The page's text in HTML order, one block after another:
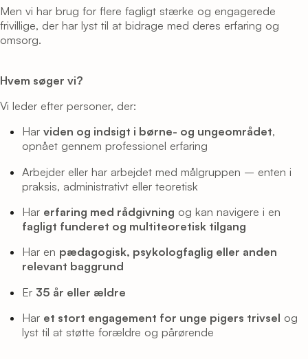
Men vi har brug for flere fagligt stærke og engagerede
frivillige, der har lyst til at bidrage med deres erfaring og
omsorg.
Hvem søger vi?
Vi leder efter personer, der:
Har viden og indsigt i børne- og ungeområdet,
opnået gennem professionel erfaring
Arbejder eller har arbejdet med målgruppen – enten i
praksis, administrativt eller teoretisk
Har erfaring med rådgivning og kan navigere i en
fagligt funderet og multiteoretisk tilgang
Har en pædagogisk, psykologfaglig eller anden
relevant baggrund
Er 35 år eller ældre
Har et stort engagement for unge pigers trivsel og
lyst til at støtte forældre og pårørende